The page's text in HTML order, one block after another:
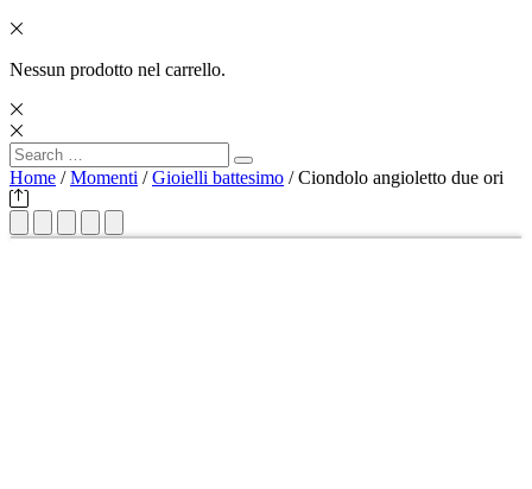
Nessun prodotto nel carrello.
Search
for:
Search
Home /Momenti /Gioielli battesimo / Ciondolo angioletto due ori